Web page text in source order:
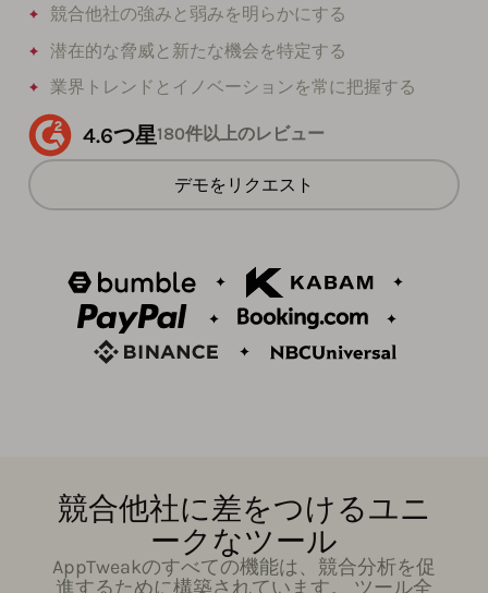
競合他社の強みと弱みを明らかにする
潜在的な脅威と新たな機会を特定する
業界トレンドとイノベーションを常に把握する
4.6つ星180件以上のレビュー
デモをリクエスト
競合他社に差をつけるユニ
ークなツール
AppTweakのすべての機能は、競合分析を促
進するために構築されています。 ツール全